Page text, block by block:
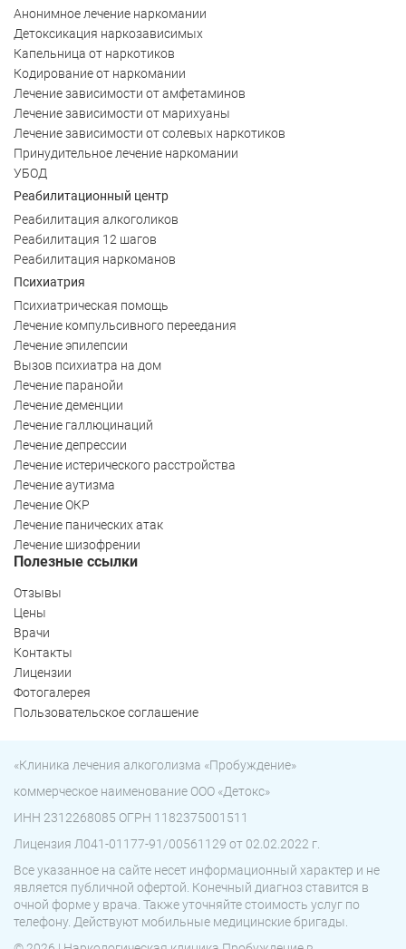
Анонимное лечение наркомании
Детоксикация наркозависимых
Капельница от наркотиков
Кодирование от наркомании
Лечение зависимости от амфетаминов
Лечение зависимости от марихуаны
Лечение зависимости от солевых наркотиков
Принудительное лечение наркомании
УБОД
Реабилитационный центр
Реабилитация алкоголиков
Реабилитация 12 шагов
Реабилитация наркоманов
Психиатрия
Психиатрическая помощь
Лечение компульсивного переедания
Лечение эпилепсии
Вызов психиатра на дом
Лечение паранойи
Лечение деменции
Лечение галлюцинаций
Лечение депрессии
Лечение истерического расстройства
Лечение аутизма
Лечение ОКР
Лечение панических атак
Лечение шизофрении
Полезные ссылки
Отзывы
Цены
Врачи
Контакты
Лицензии
Фотогалерея
Пользовательское соглашение
«Клиника лечения алкоголизма «Пробуждение»
коммерческое наименование ООО «Детокс»
ИНН 2312268085 ОГРН 1182375001511
Лицензия Л041-01177-91/00561129 от 02.02.2022 г.
Все указанное на сайте несет информационный характер и не
является публичной офертой. Конечный диагноз ставится в
очной форме у врача. Также уточняйте стоимость услуг по
телефону. Действуют мобильные медицинские бригады.